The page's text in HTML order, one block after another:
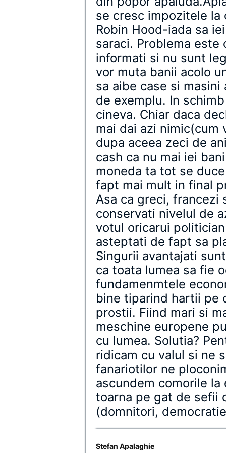
se cresc impozitele
Robin Hood-iada sa
saraci. Problema
informati si nu sunt
vor muta banii acolo
sa aibe case si
de exemplu. In
cineva. Chiar daca
mai dai azi
dupa aceea zeci de
cash ca nu mai iei
moneda ta tot se
fapt mai mult in final
Asa ca greci, francezi
conservati nivelul de
votul oricarui
asteptati de fapt sa
Singurii avantajati
ca toata lumea sa fie
fundamenmtele
bine tiparind hartii pe
prostii. Fiind mari si
meschine europene
cu lumea. Solutia?
ridicam cu valul si ne
fanariotilor ne
ascundem comorile
toarna pe gat de sefii
(domnitori,
Stefan Apalaghie